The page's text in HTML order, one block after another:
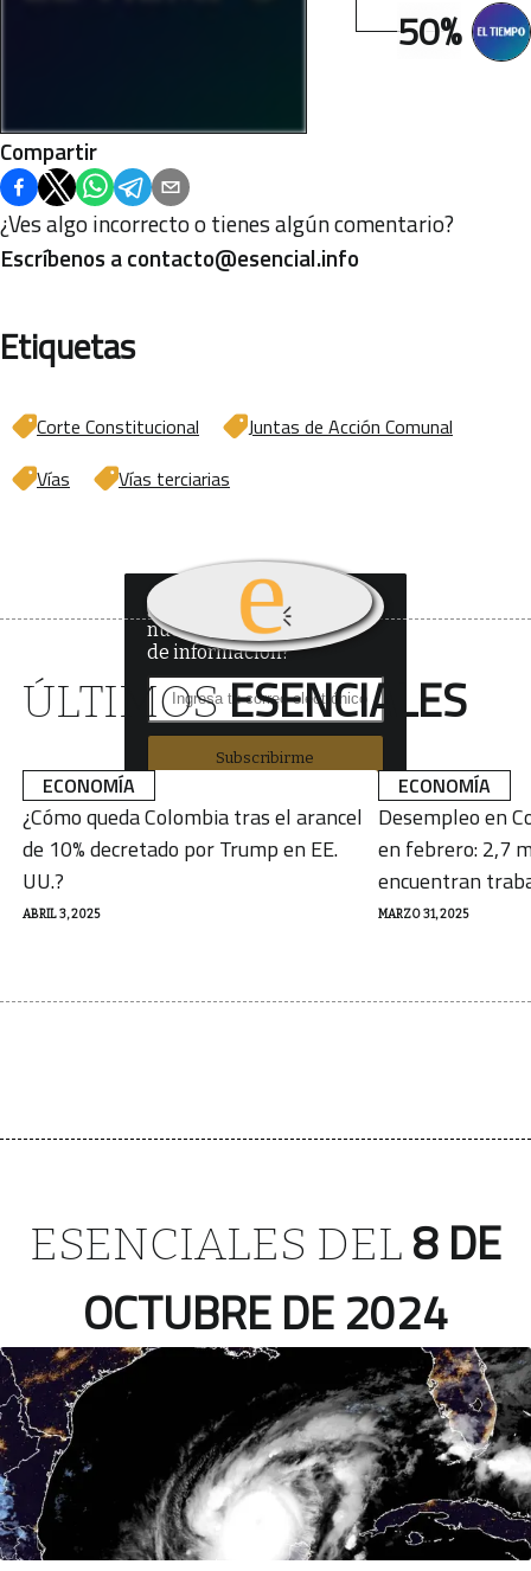
50%
Compartir
¿Ves algo incorrecto o tienes algún comentario?
Escríbenos acontacto@esencial.info
Etiquetas
Corte Constitucional
Juntas de Acción Comunal
Vías
Vías terciarias
¿Quieres recibir
nuestro boletín
de información?
Subscribirme
ESENCIALES DEL 8 DE
OCTUBRE DE 2024
ÚLTIMOSESENCIALES
ECONOMÍA
ABRIL 3, 2025
¿Cómo queda Colombia tras el arancel
de 10% decretado por Trump en EE.
UU.?
ECONOMÍA
MARZO 31, 2025
Desempleo en
en febrero: 2,7
encuentran